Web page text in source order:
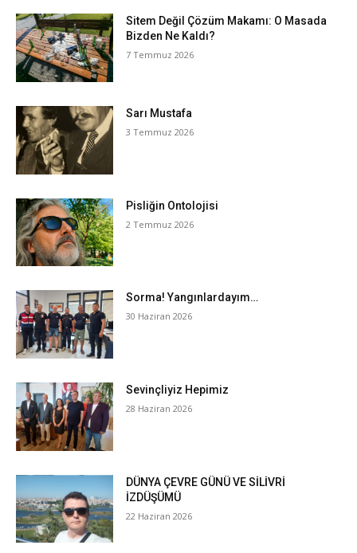
Sitem Değil Çözüm Makamı: O Masada
Bizden Ne Kaldı?
7 Temmuz 2026
Sarı Mustafa
3 Temmuz 2026
Pisliğin Ontolojisi
2 Temmuz 2026
Sorma! Yangınlardayım…
30 Haziran 2026
Sevinçliyiz Hepimiz
28 Haziran 2026
DÜNYA ÇEVRE GÜNÜ VE SİLİVRİ
İZDÜŞÜMÜ
22 Haziran 2026